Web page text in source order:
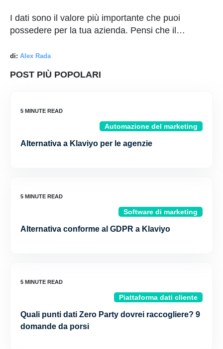
I dati sono il valore più importante che puoi
possedere per la tua azienda. Pensi che il…
di: Alex Rada
POST PIÙ POPOLARI
Automazione del marketing
Alternativa a Klaviyo per le agenzie
Software di marketing
Alternativa conforme al GDPR a Klaviyo
Piattaforma dati cliente
Quali punti dati Zero Party dovrei raccogliere? 9
domande da porsi